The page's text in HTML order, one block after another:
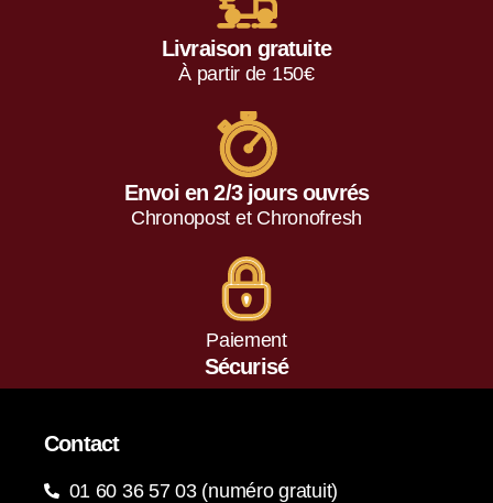
Livraison gratuite
À partir de 150€
Envoi en 2/3 jours ouvrés
Chronopost et Chronofresh
Paiement
Sécurisé
Contact
01 60 36 57 03 (numéro gratuit)